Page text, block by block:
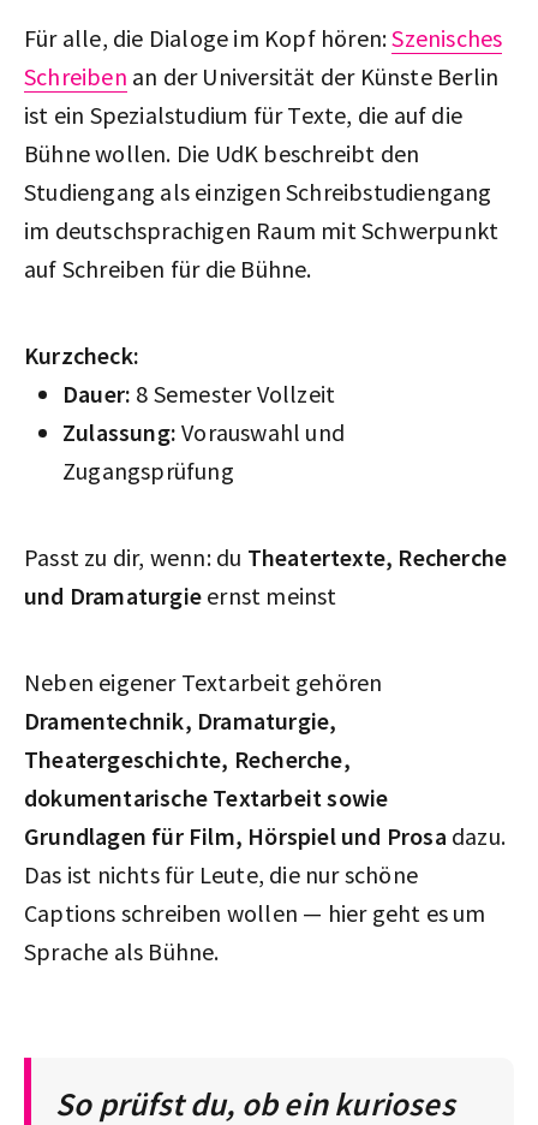
Für alle, die Dialoge im Kopf hören:Szenisches
Schreiben an der Universität der Künste Berlin
ist ein Spezialstudium für Texte, die auf die
Bühne wollen. Die UdK beschreibt den
Studiengang als einzigen Schreibstudiengang
im deutschsprachigen Raum mit Schwerpunkt
auf Schreiben für die Bühne.
Kurzcheck:
Dauer: 8 Semester Vollzeit
Zulassung:Vorauswahl und
Zugangsprüfung
Passt zu dir, wenn: du Theatertexte, Recherche
und Dramaturgie ernst meinst
Neben eigener Textarbeit gehören
Dramentechnik, Dramaturgie,
Theatergeschichte, Recherche,
dokumentarische Textarbeit sowie
Grundlagen für Film, Hörspiel und Prosa dazu.
Das ist nichts für Leute, die nur schöne
Captions schreiben wollen — hier geht es um
Sprache als Bühne.
So prüfst du, ob ein kurioses